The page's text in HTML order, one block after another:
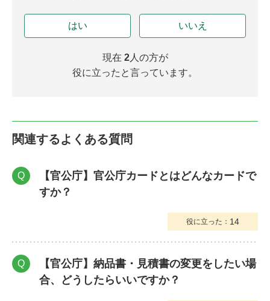
はい いいえ
現在 2人の方が
役に立ったと言っています。
関連するよくある質問
Q
【官公庁】官公庁カードとはどんなカードで
すか？
役に立った： 14
Q
【官公庁】納品書・見積書の変更をしたい場
合、どうしたらいいですか？